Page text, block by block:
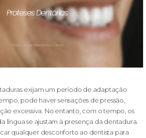
exijam um período de adaptação
pode haver sensações de pressão,
excessiva. No entanto, com o tempo, os
língua se ajustam à presença da dentadura.
qualquer desconforto ao dentista para